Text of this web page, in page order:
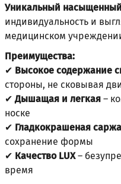
Уникальный
индивидуальность и
медицинском
Преимущества:
✔ Высокое содержание
стороны, не сковывая
✔Дышащая и легкая –
носке
✔ Гладкокрашеная саржа
сохранение формы
✔ Качество LUX–
время